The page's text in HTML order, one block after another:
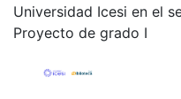
Universidad Icesi en el
Proyecto de grado I